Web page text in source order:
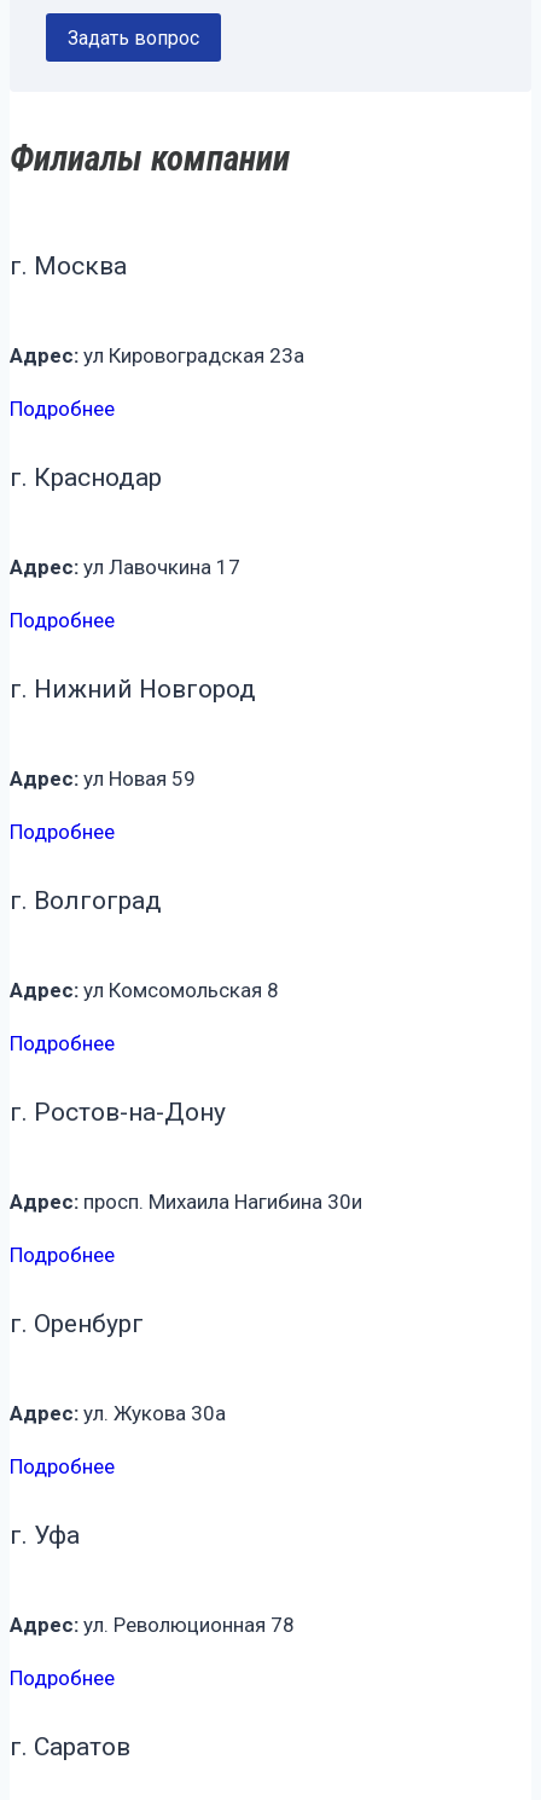
Задать вопрос
Филиалы компании
г. Москва
Адрес: ул Кировоградская 23а
Подробнее
г. Краснодар
Адрес: ул Лавочкина 17
Подробнее
г. Нижний Новгород
Адрес: ул Новая 59
Подробнее
г. Волгоград
Адрес: ул Комсомольская 8
Подробнее
г. Ростов-на-Дону
Адрес: просп. Михаила Нагибина 30и
Подробнее
г. Оренбург
Адрес: ул. Жукова 30а
Подробнее
г. Уфа
Адрес: ул. Революционная 78
Подробнее
г. Саратов